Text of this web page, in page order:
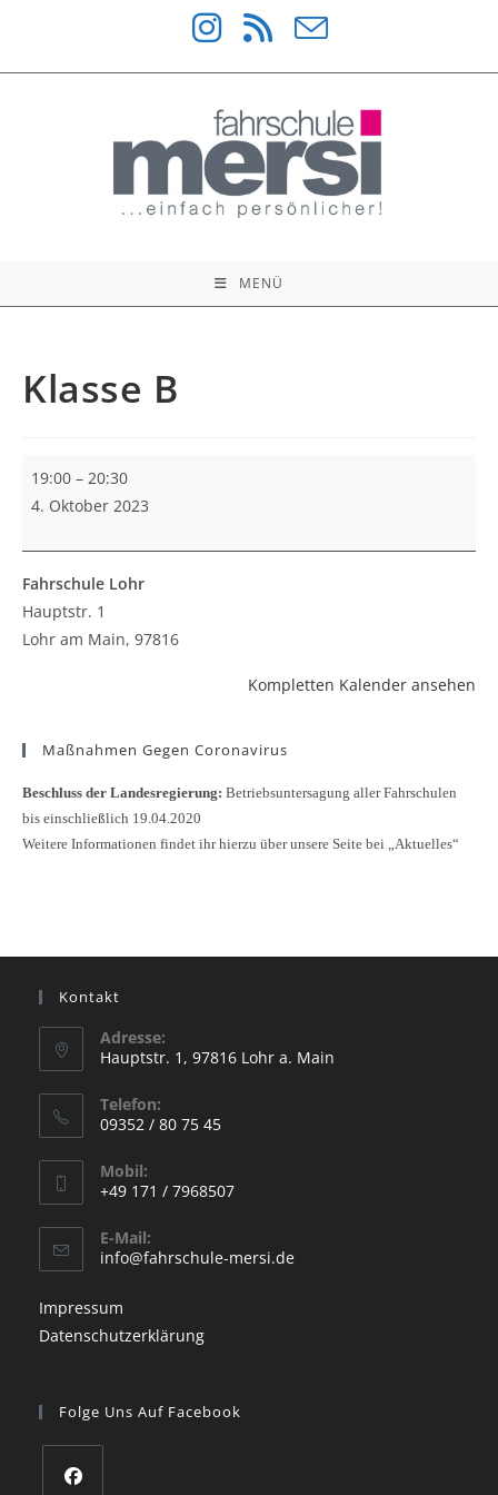
springen
MENÜ
Klasse B
19:00 – 20:30
4. Oktober 2023
Fahrschule Lohr
Hauptstr. 1
Lohr am Main, 97816
Kompletten Kalender ansehen
Maßnahmen Gegen Coronavirus
Beschluss der Landesregierung: Betriebsuntersagung aller Fahrschulen
bis einschließlich 19.04.2020
Weitere Informationen findet ihr hierzu über unsere Seite bei „Aktuelles“
Kontakt
Adresse:
Hauptstr. 1, 97816 Lohr a. Main
in
a
new
tab
Telefon:
09352 / 80 75 45
in
your
application
Mobil:
+49 171 / 7968507
in
your
E-Mail:
info@fahrschule-mersi.deOpens
Impressum
Datenschutzerklärung
Folge Uns Auf Facebook